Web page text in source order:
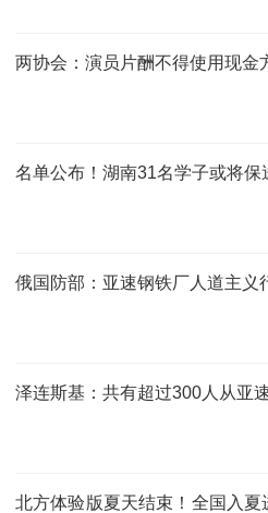
两协会：演员片酬不得使用现金
名单公布！湖南31名学子或将保
俄国防部：亚速钢铁厂人道主义
泽连斯基：共有超过300人从亚
北方体验版夏天结束！全国入